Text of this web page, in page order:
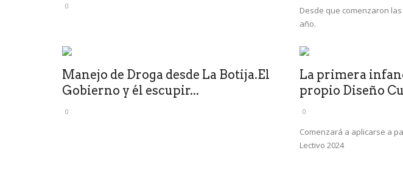
0
Desde que comenzaron
año.
Manejo de Droga desde La Botija.El
Gobierno y él escupir...
0
La primera
propio Diseño
0
Comenzará a aplicarse a
Lectivo 2024